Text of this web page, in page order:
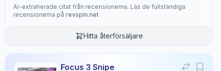
AI-extraherade citat från recensionerna. Läs de fullständiga
recensionerna på revspin.net
Hitta återförsäljare
Focus 3 Snipe
Confidence:80%
Värde för pengarna